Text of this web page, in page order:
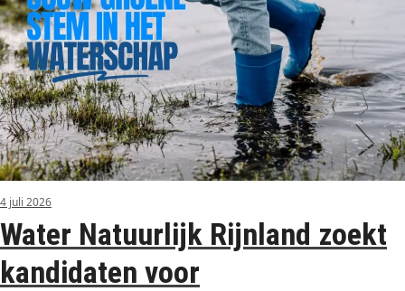
4 juli 2026
Water Natuurlijk Rijnland zoekt
kandidaten voor